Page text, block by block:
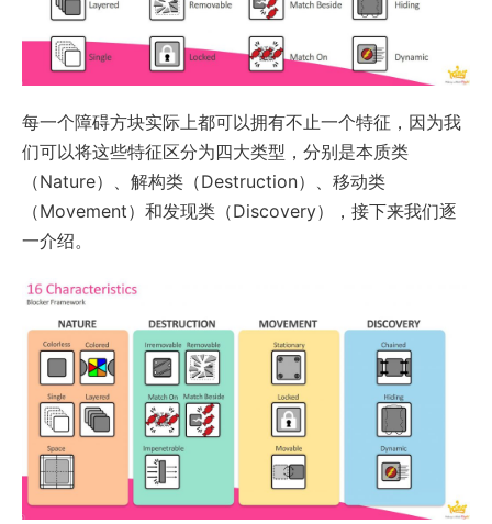
每一个障碍方块实际上都可以拥有不止一个特征，因为我
们可以将这些特征区分为四大类型，分别是本质类
（Nature）、解构类（Destruction）、移动类
（Movement）和发现类（Discovery），接下来我们逐
一介绍。